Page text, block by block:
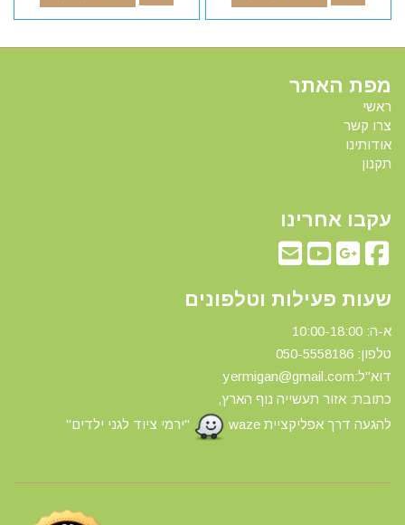
מפת האתר
ראשי
צרו קשר
אודותינו
תקנון
עקבו אחרינו
שעות פעילות וטלפונים
א-ה: 10:00-18:00
טלפון: 0 50-5558186
דוא"ל:yermigan@gmail.com
כתובת: אזור תעשייה נוף הארץ,
להגעה דרך אפליקציית waze
"ירמי ציוד לגני ילדים"